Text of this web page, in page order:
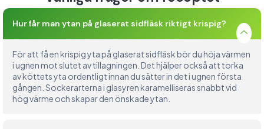
Hur får man ytan på glaserat sidfläsk riktigt krispig?
För att få en krispig yta på glaserat sidfläsk bör du höja värmen
i ugnen mot slutet av tillagningen. Det hjälper också att torka
av köttets yta ordentligt innan du sätter in det i ugnen första
gången. Sockerarterna i glasyren karamelliseras snabbt vid
hög värme och skapar den önskade ytan.